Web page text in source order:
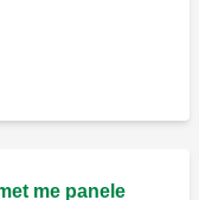
kPa (2,500 mm
me panele